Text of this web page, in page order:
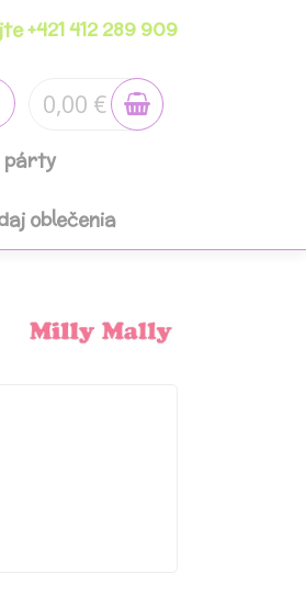
+421 412 289 909
0,00 €
párty
oblečenia